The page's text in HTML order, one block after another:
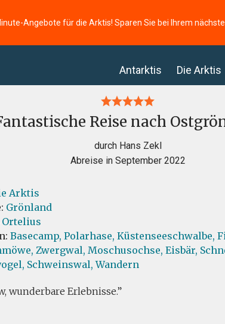
Angebote für die Arktis! Sparen Sie bei Ihrem
Antarktis Die Arktis
Reise nach
durch Hans Zekl
Abreise in September 2022
Arktis
Grönland
Ortelius
Basecamp, Polarhase, Küstenseeschwalbe,
Zwergwal, Moschusochse, Eisbär,
Schweinswal, Wandern
wunderbare Erlebnisse.